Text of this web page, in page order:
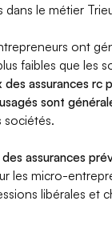
le métier
ont
faibles que les
des assurances rc
sont
sociétés.
assurances
les micro-
libérales et